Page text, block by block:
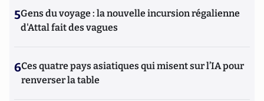
5Gens du voyage : la nouvelle incursion régalienne
d'Attal fait des vagues
6Ces quatre pays asiatiques qui misent sur l’IA pour
renverser la table